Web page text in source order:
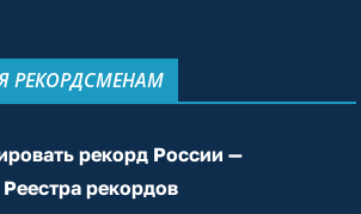
РЕКОРДСМЕНАМ
рекорд России —
рекордов